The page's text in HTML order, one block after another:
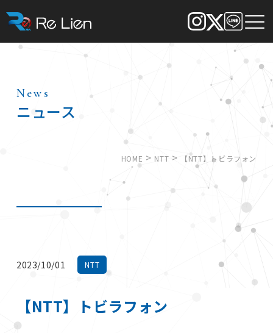
News
ニュース
HOME > NTT > 【NTT】トビラフォン
2023/10/01 NTT
【NTT】トビラフォン